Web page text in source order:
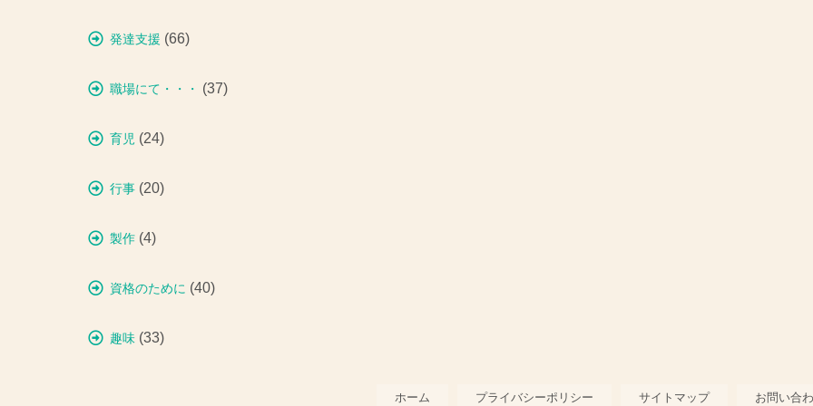
発達支援 (66)
職場にて・・・ (37)
育児 (24)
行事 (20)
製作 (4)
資格のために (40)
趣味 (33)
ホーム プライバシーポリシー サイトマップ お問い合